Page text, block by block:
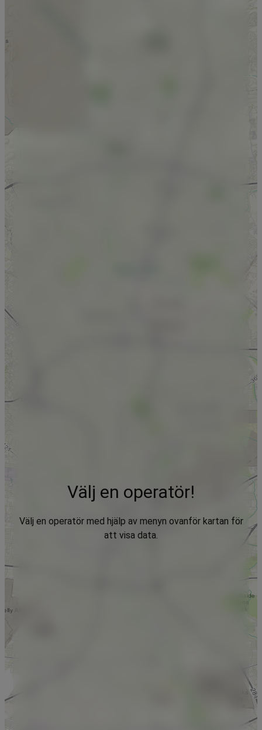
Välj en operatör!
Välj en operatör med hjälp av menyn ovanför kartan för
att visa data.